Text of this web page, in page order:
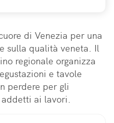
di Venezia per una
sulla qualità veneta. Il
regionale organizza
e tavole
perdere per gli
ai lavori.